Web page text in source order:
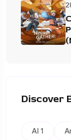
Discover
AI 1